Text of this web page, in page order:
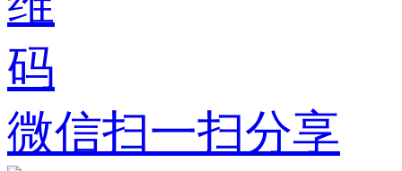
微信扫一扫分享